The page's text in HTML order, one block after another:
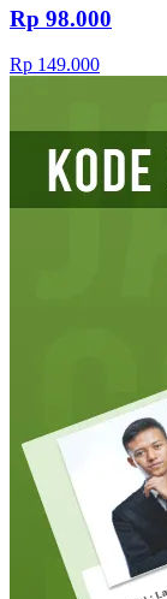
Rp 98.000
Rp 149.000